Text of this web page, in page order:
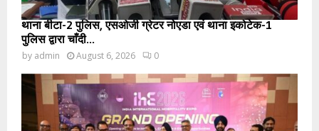
थाना बीटा-2 पुलिस, एसओजी ग्रेटर नोएडा एवं थाना इकोटेक-1
पुलिस द्वारा चाँदी...
by admin August 6, 2026 0